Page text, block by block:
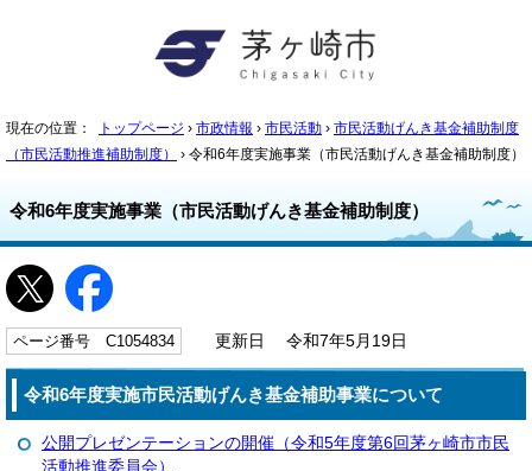
現在の位置： トップページ › 市政情報 › 市民活動 › 市民活動げんき基金補助制度
（市民活動推進補助制度）
› 令和6年度実施事業（市民活動げんき基金補助制度）
令和6年度実施事業（市民活動げんき基金補助制度）
ページ番号 C1054834 更新日 令和7年5月19日
令和6年度実施市民活動げんき基金補助事業について
公開プレゼンテーションの開催（令和5年度第6回茅ヶ崎市市民
活動推進委員会）